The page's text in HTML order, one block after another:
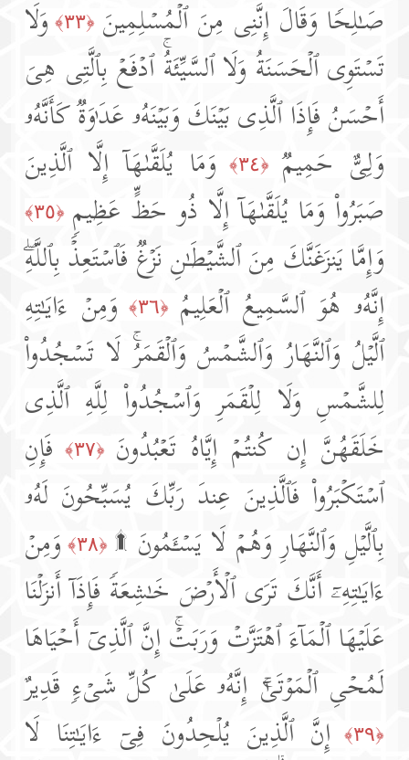
صَـٰلِحࣰا وَقَالَ إِنَّنِی مِنَ ٱلۡمُسۡلِمِینَ ﴿٣٣﴾
وَلَا
تَسۡتَوِی ٱلۡحَسَنَةُ وَلَا ٱلسَّیِّئَةُۚ ٱدۡفَعۡ بِٱلَّتِی هِیَ
أَحۡسَنُ فَإِذَا ٱلَّذِی بَیۡنَكَ وَبَیۡنَهُۥ عَدَ ٰ⁠وَةࣱ كَأَنَّهُۥ
وَلِیٌّ حَمِیمࣱ ﴿٣٤﴾
وَمَا یُلَقَّىٰهَاۤ إِلَّا ٱلَّذِینَ
صَبَرُوا۟ وَمَا یُلَقَّىٰهَاۤ إِلَّا ذُو حَظٍّ عَظِیمࣲ ﴿٣٥﴾
وَإِمَّا یَنزَغَنَّكَ مِنَ ٱلشَّیۡطَـٰنِ نَزۡغࣱ فَٱسۡتَعِذۡ بِٱللَّهِۖ
إِنَّهُۥ هُوَ ٱلسَّمِیعُ ٱلۡعَلِیمُ ﴿٣٦﴾
وَمِنۡ ءَایَـٰتِهِ
ٱلَّیۡلُ وَٱلنَّهَارُ وَٱلشَّمۡسُ وَٱلۡقَمَرُۚ لَا تَسۡجُدُوا۟
لِلشَّمۡسِ وَلَا لِلۡقَمَرِ وَٱسۡجُدُوا۟ لِلَّهِ ٱلَّذِی
خَلَقَهُنَّ إِن كُنتُمۡ إِیَّاهُ تَعۡبُدُونَ ﴿٣٧﴾
فَإِنِ
ٱسۡتَكۡبَرُوا۟ فَٱلَّذِینَ عِندَ رَبِّكَ یُسَبِّحُونَ لَهُۥ
بِٱلَّیۡلِ وَٱلنَّهَارِ وَهُمۡ لَا یَسۡـَٔمُونَ ۩ ﴿٣٨﴾
وَمِنۡ
ءَایَـٰتِهِۦۤ أَنَّكَ تَرَى ٱلۡأَرۡضَ خَـٰشِعَةࣰ فَإِذَاۤ أَنزَلۡنَا
عَلَیۡهَا ٱلۡمَاۤءَ ٱهۡتَزَّتۡ وَرَبَتۡۚ إِنَّ ٱلَّذِیۤ أَحۡیَاهَا
لَمُحۡیِ ٱلۡمَوۡتَىٰۤۚ إِنَّهُۥ عَلَىٰ كُلِّ شَیۡءࣲ قَدِیرٌ
﴿٣٩﴾
إِنَّ ٱلَّذِینَ یُلۡحِدُونَ فِیۤ ءَایَـٰتِنَا لَا